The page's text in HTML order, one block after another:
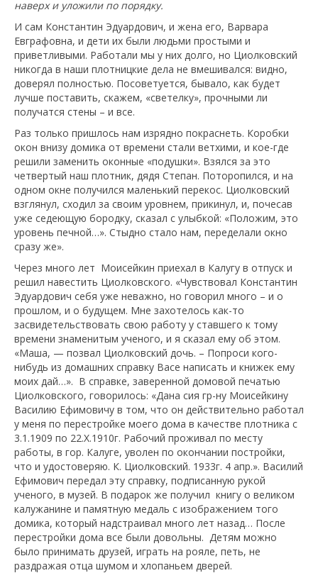
наверх и уложили по порядку.
И сам Константин Эдуардович, и жена его, Варвара
Евграфовна, и дети их были людьми простыми и
приветливыми. Работали мы у них долго, но Циолковский
никогда в наши плотницкие дела не вмешивался: видно,
доверял полностью. Посоветуется, бывало, как будет
лучше поставить, скажем, «светелку», прочными ли
получатся стены – и все.
Раз только пришлось нам изрядно покраснеть. Коробки
окон внизу домика от времени стали ветхими, и кое-где
решили заменить оконные «подушки». Взялся за это
четвертый наш плотник, дядя Степан. Поторопился, и на
одном окне получился маленький перекос. Циолковский
взглянул, сходил за своим уровнем, прикинул, и, почесав
уже седеющую бородку, сказал с улыбкой: «Положим, это
уровень печной…». Стыдно стало нам, переделали окно
сразу же».
Через много лет Моисейкин приехал в Калугу в отпуск и
решил навестить Циолковского. «Чувствовал Константин
Эдуардович себя уже неважно, но говорил много – и о
прошлом, и о будущем. Мне захотелось как-то
засвидетельствовать свою работу у ставшего к тому
времени знаменитым ученого, и я сказал ему об этом.
«Маша, — позвал Циолковский дочь. – Попроси кого-
нибудь из домашних справку Васе написать и книжек ему
моих дай…». В справке, заверенной домовой печатью
Циолковского, говорилось: «Дана сия гр-ну Моисейкину
Василию Ефимовичу в том, что он действительно работал
у меня по перестройке моего дома в качестве плотника с
3.1.1909 по 22.Х.1910г. Рабочий проживал по месту
работы, в гор. Калуге, уволен по окончании постройки,
что и удостоверяю. К. Циолковский. 1933г. 4 апр.». Василий
Ефимович передал эту справку, подписанную рукой
ученого, в музей. В подарок же получил книгу о великом
калужанине и памятную медаль с изображением того
домика, который надстраивал много лет назад… После
перестройки дома все были довольны. Детям можно
было принимать друзей, играть на рояле, петь, не
раздражая отца шумом и хлопаньем дверей.